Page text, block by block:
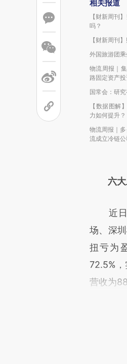
相关报道
【财新周刊
吗？
【财新周刊
外国旅游团
物流周报｜
路固定资产
国常会：研
【数据图解
力如何提升？
物流周报｜
流成立冷链公
六
近日
场、深
扭亏为
72.5%
营收为